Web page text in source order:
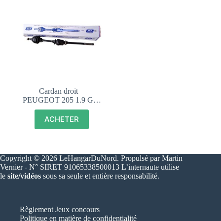
Cardan droit –
PEUGEOT 205 1.9 GTI
CTI – 327371
ACHETER
Copyright © 2026 LeHangarDuNord. Propulsé par Martin
Vernier - N° SIRET 91065338500013 L’internaute utilise
le site/vidéos sous sa seule et entière responsabilité.
Règlement Jeux concours
Politique en matière de confidentialité